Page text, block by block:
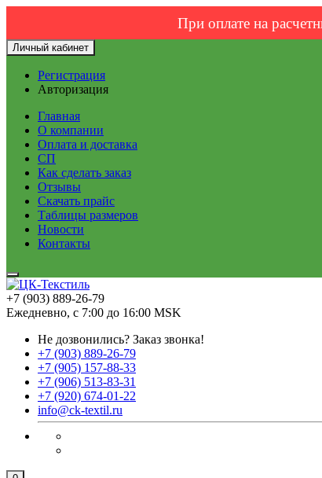
При оплате на
Личный кабинет
Регистрация
Авторизация
Главная
О компании
Оплата и доставка
СП
Как сделать заказ
Отзывы
Скачать прайс
Таблицы размеров
Новости
Контакты
+7 (903) 889-26-79
Ежедневно, с 7:00 до 16:00 MSK
Не дозвонились? Заказ звонка!
+7 (903) 889-26-79
+7 (905) 157-88-33
+7 (906) 513-83-31
+7 (920) 674-01-22
info@ck-textil.ru